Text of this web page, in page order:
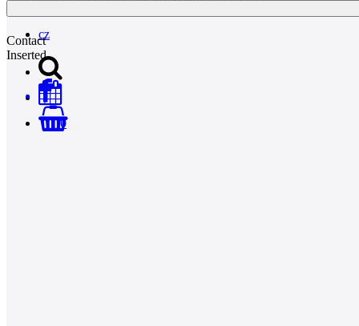
cz
0
Contact
Inserted